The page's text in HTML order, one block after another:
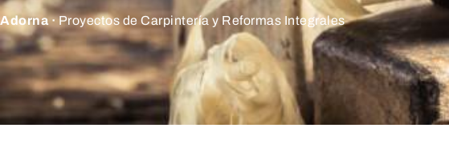
Adorna ·Proyectos de Carpintería y Reformas Integrales